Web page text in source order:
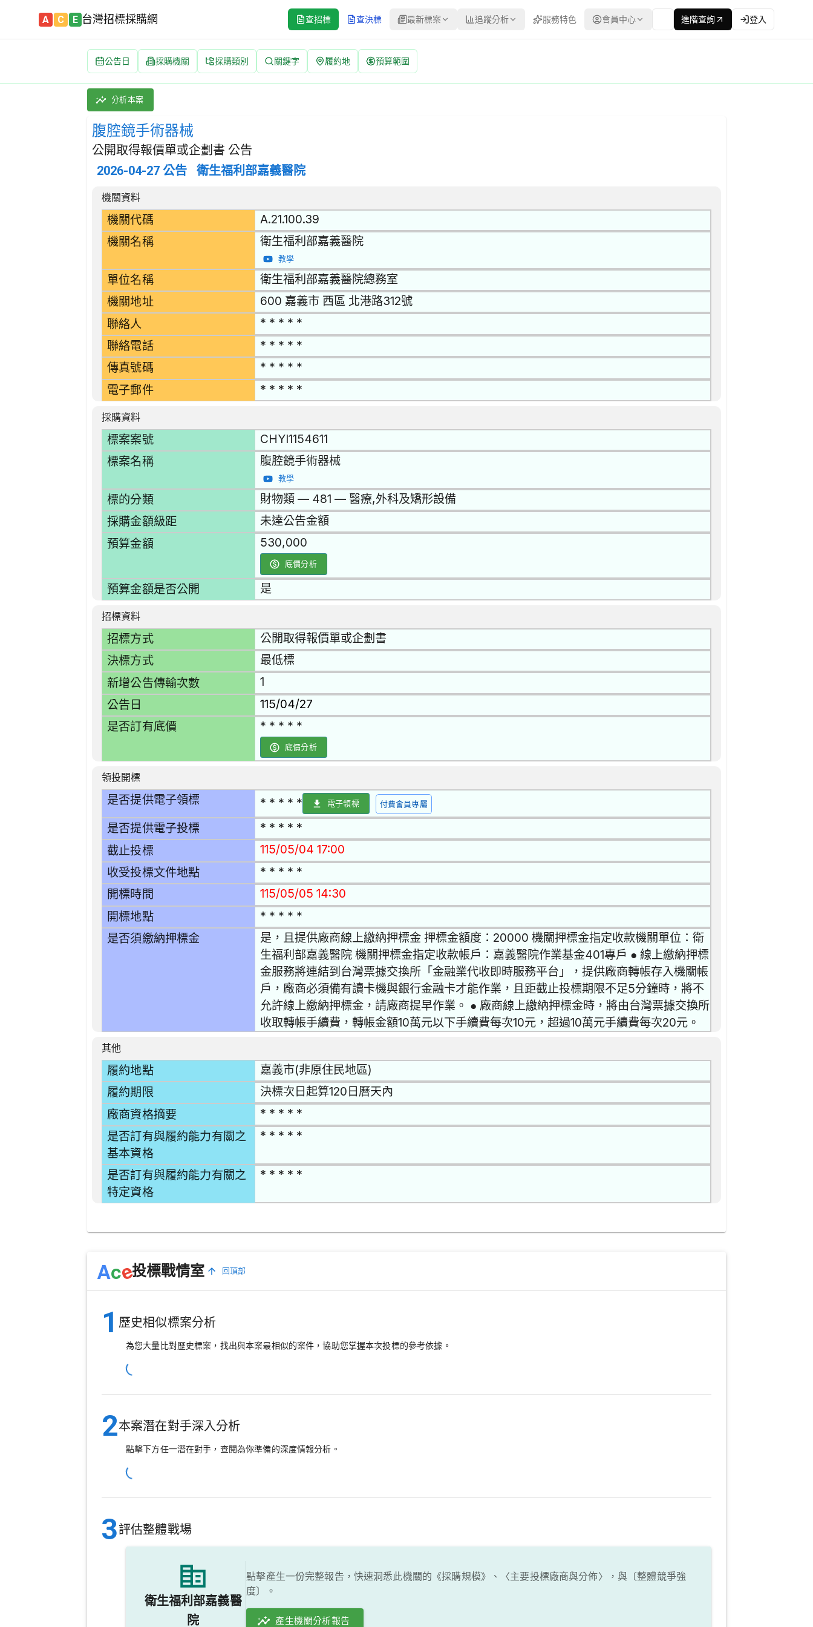
A C E 台灣招標採購網 查招標 查決標 最新標案 追蹤分析 服務特色 會員中心 進階查詢 登入
公告日 採購機關 採購類別 關鍵字 履約地 預算範圍
腹腔鏡手術器械 招標公告 | 案號：CHYI1154611 | 公開取得報價單或企劃書 公告
採購類別：財物類 醫療,外科及矯形設備 | 招標方式：公開取得報價單或企劃書 | 決標方式：最低標 | 資料來源：台灣政府電子採購網（公共工程委員會） | 更新時間：
分析本案
腹腔鏡手術器械
公開取得報價單或企劃書 公告
2026-04-27 公告 衛生福利部嘉義醫院
招標公告詳細內容
機關資料
機關代碼 A.21.100.39
機關名稱 衛生福利部嘉義醫院
教學
單位名稱 衛生福利部嘉義醫院總務室
機關地址 600 嘉義市 西區 北港路312號
聯絡人 * * * * *
聯絡電話 * * * * *
傳真號碼 * * * * *
電子郵件 * * * * *
採購資料
標案案號 CHYI1154611
標案名稱 腹腔鏡手術器械
教學
標的分類 財物類 — 481 — 醫療,外科及矯形設備
採購金額級距 未達公告金額
預算金額 530,000
底價分析
預算金額是否公開 是
招標資料
招標方式 公開取得報價單或企劃書
決標方式 最低標
新增公告傳輸次數 1
公告日 115/04/27
是否訂有底價 * * * * *
底價分析
領投開標
是否提供電子領標 * * * * * 電子領標 付費會員專屬
是否提供電子投標 * * * * *
截止投標 115/05/04 17:00
收受投標文件地點 * * * * *
開標時間 115/05/05 14:30
開標地點 * * * * *
是否須繳納押標金
是，且提供廠商線上繳納押標金 押標金額度：20000 機關押標金指定收款機關單位：衛
生福利部嘉義醫院 機關押標金指定收款帳戶：嘉義醫院作業基金401專戶 ● 線上繳納押標
金服務將連結到台灣票據交換所「金融業代收即時服務平台」，提供廠商轉帳存入機關帳
戶，廠商必須備有讀卡機與銀行金融卡才能作業，且距截止投標期限不足5分鐘時，將不
允許線上繳納押標金，請廠商提早作業。 ● 廠商線上繳納押標金時，將由台灣票據交換所
收取轉帳手續費，轉帳金額10萬元以下手續費每次10元，超過10萬元手續費每次20元。
其他
履約地點 嘉義市(非原住民地區)
履約期限 決標次日起算120日曆天內
廠商資格摘要 * * * * *
是否訂有與履約能力有關之
基本資格
* * * * *
是否訂有與履約能力有關之
特定資格
* * * * *
Ace投標戰情室 回頂部
1 歷史相似標案分析
為您大量比對歷史標案，找出與本案最相似的案件，協助您掌握本次投標的參考依據。
2本案潛在對手深入分析
點擊下方任一潛在對手，查閱為你準備的深度情報分析。
3評估整體戰場
衛生福利部嘉義醫
院
點擊產生一份完整報告，快速洞悉此機關的《採購規模》、〈主要投標廠商與分佈〉，與〔整體競爭強
度〕。
產生機關分析報告